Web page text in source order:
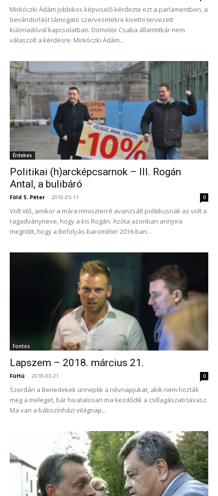
Mirkóczki Ádám jobbikos képviselő kérdezte ezt a parlamentben, a
bevándorlást támogató szervezetekre kivetni tervezett
különadóval kapcsolatban. Dömötör Csaba államtitkár nem
válaszolt a kérdésre. Mirkóczki Ádám...
Érdekes
Politikai (h)arcképcsarnok – III. Rogán
Antal, a bulibáró
Föld S. Péter - 2018-05-11 0
Volt idő, amikor a mára miniszterré avanzsált politikusnak az volt a
ragadványneve, hogy a kis Rogán. Azóta azonban annyira
megnőtt, hogy a Befolyás-barométer 2016-ban...
Fontos
Lapszem – 2018. március 21.
FüHü - 2018-03-21 0
Szerdán a Benedekek ünneplik a névnapjukat, akik nem hozták
meg a meleget, bár hivatalosan ma kezdődik a csillagászati tavasz.
Ma van a bábszínházi világnap...